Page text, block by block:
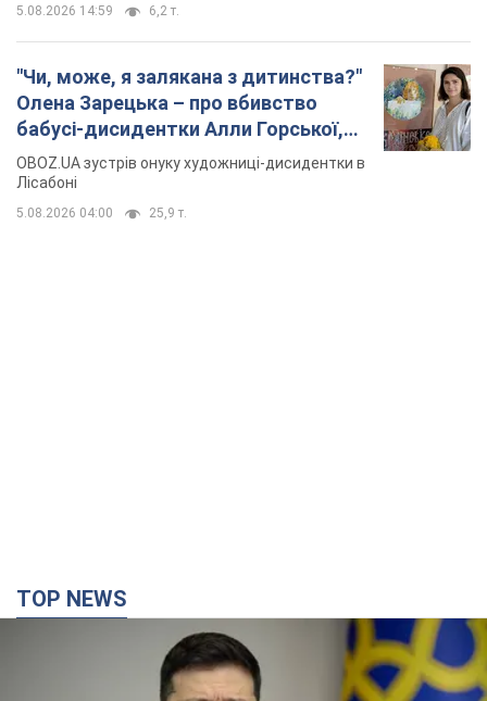
5.08.2026 14:59 6,2 т.
"Чи, може, я залякана з дитинства?"
Олена Зарецька – про вбивство
бабусі-дисидентки Алли Горської,
критику Дмитра Стуса та втечу в
Португалію з 5 дітьми
OBOZ.UA зустрів онуку художниці-дисидентки в
Лісабоні
5.08.2026 04:00 25,9 т.
TOP NEWS